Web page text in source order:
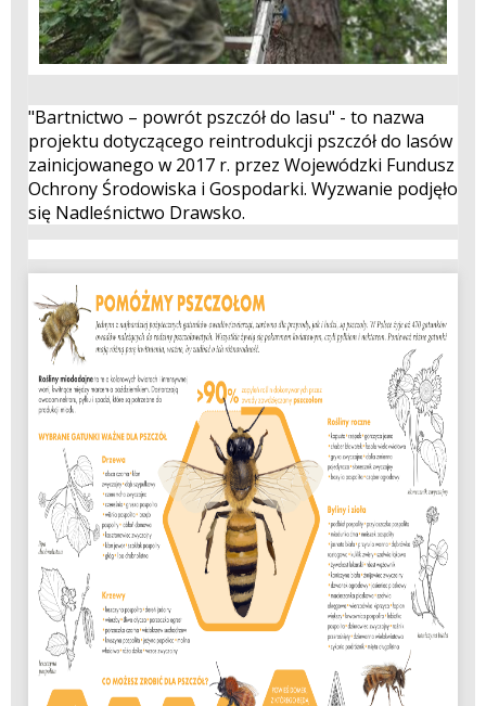
"Bartnictwo – powrót pszczół do lasu" - to nazwa
projektu dotyczącego reintrodukcji pszczół do lasów
zainicjowanego w 2017 r. przez Wojewódzki Fundusz
Ochrony Środowiska i Gospodarki. Wyzwanie podjęło
się Nadleśnictwo Drawsko.